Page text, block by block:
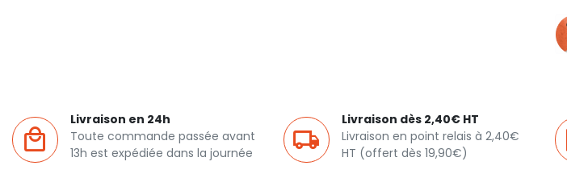
Livraison en 24h
Toute commande passée avant
13h est expédiée dans la journée
Livraison dès 2,40€ HT
Livraison en point relais à 2,40€
HT (offert dès 19,90€)